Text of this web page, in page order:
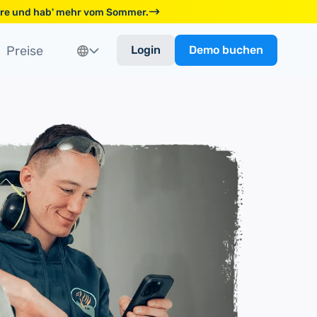
und hab' mehr vom Sommer.
Preise Login Demo buchen